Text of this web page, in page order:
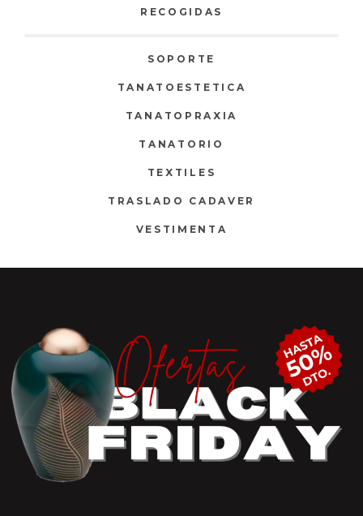
RECOGIDAS
SOPORTE
TANATOESTETICA
TANATOPRAXIA
TANATORIO
TEXTILES
TRASLADO CADAVER
VESTIMENTA